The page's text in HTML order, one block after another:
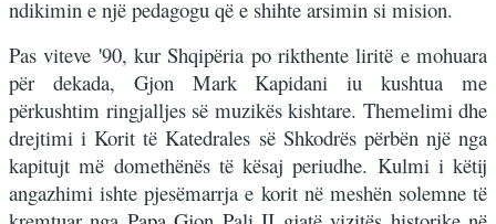
ndikimin e një pedagogu që e shihte arsimin si mision.
Pas viteve '90, kur Shqipëria po rikthente liritë e mohuara
për dekada, Gjon Mark Kapidani iu kushtua me
përkushtim ringjalljes së muzikës kishtare. Themelimi dhe
drejtimi i Korit të Katedrales së Shkodrës përbën një nga
kapitujt më domethënës të kësaj periudhe. Kulmi i këtij
angazhimi ishte pjesëmarrja e korit në meshën solemne të